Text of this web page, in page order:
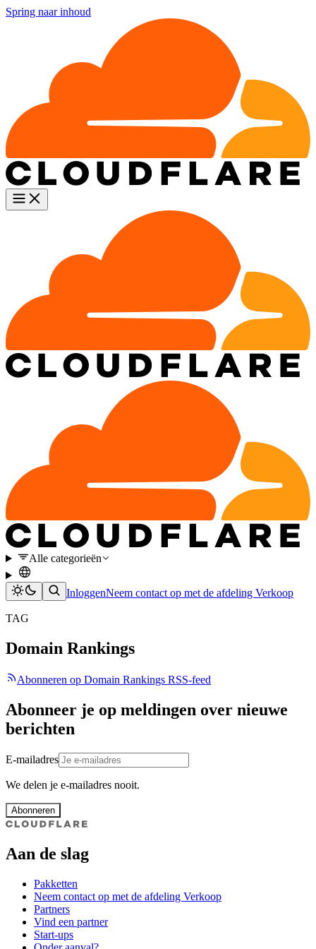
Spring naar inhoud
Alle categorieën
InloggenNeem contact op met de afdeling Verkoop
TAG
Domain Rankings
Abonneren op Domain Rankings RSS-feed
Abonneer je op meldingen over nieuwe
berichten
E-mailadres
We delen je e-mailadres nooit.
Abonneren
Aan de slag
Pakketten
Neem contact op met de afdeling Verkoop
Partners
Vind een partner
Start-ups